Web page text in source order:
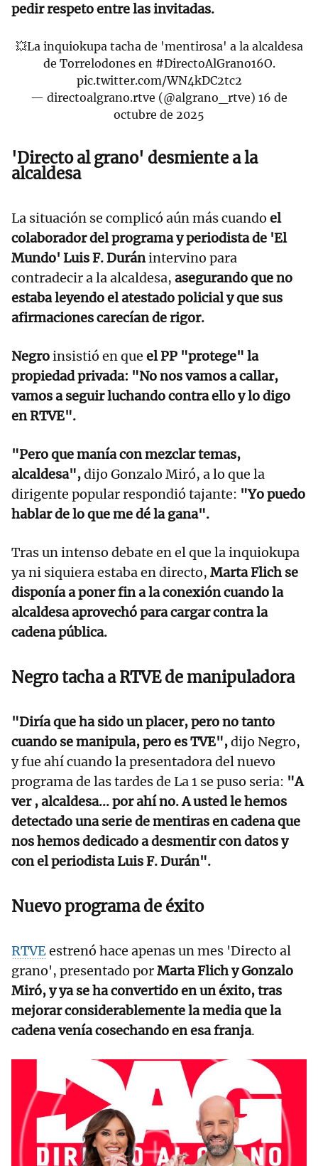
pedir respeto entre las invitadas.
💥La inquiokupa tacha de 'mentirosa' a la alcaldesa
de Torrelodones en #DirectoAlGrano16O.
pic.twitter.com/WN4kDC2tc2
— directoalgrano.rtve (@algrano_rtve) 16 de
octubre de 2025
'Directo al grano' desmiente a la
alcaldesa
La situación se complicó aún más cuando el
colaborador del programa y periodista de 'El
Mundo' Luis F. Duránintervino para
contradecir a la alcaldesa, asegurando que no
estaba leyendo el atestado policial y que sus
afirmaciones carecían de rigor.
Negroinsistió en que el PP "protege" la
propiedad privada: "No nos vamos a callar,
vamos a seguir luchando contra ello y lo digo
en RTVE".
"Pero que manía con mezclar temas,
alcaldesa",dijo Gonzalo Miró, a lo que la
dirigente popular respondió tajante: "Yo puedo
hablar de lo que me dé la gana".
Tras un intenso debate en el que la inquiokupa
ya ni siquiera estaba en directo, Marta Flich se
disponía a poner fin a la conexión cuando la
alcaldesa aprovechó para cargar contra la
cadena pública.
Negro tacha a RTVE de manipuladora
"Diría que ha sido un placer, pero no tanto
cuando se manipula, pero es TVE",dijo Negro,
y fue ahí cuando la presentadora del nuevo
programa de las tardes de La 1 se puso seria: "A
ver , alcaldesa... por ahí no. A usted le hemos
detectado una serie de mentiras en cadena que
nos hemos dedicado a desmentir con datos y
con el periodista Luis F. Durán".
Nuevo programa de éxito
RTVEestrenó hace apenas un mes 'Directo al
grano', presentado porMarta Flich y Gonzalo
Miró, y ya se ha convertido en un éxito, tras
mejorar considerablemente la media que la
cadena venía cosechando en esa franja.